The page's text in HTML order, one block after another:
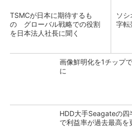
TSMCが日本に期待するも
の グローバル戦略での役割
を日本法人社長に聞く
ソ
字転
画像鮮明化を1チップ
に
HDD大手Seagateの
で利益率が過去最高を